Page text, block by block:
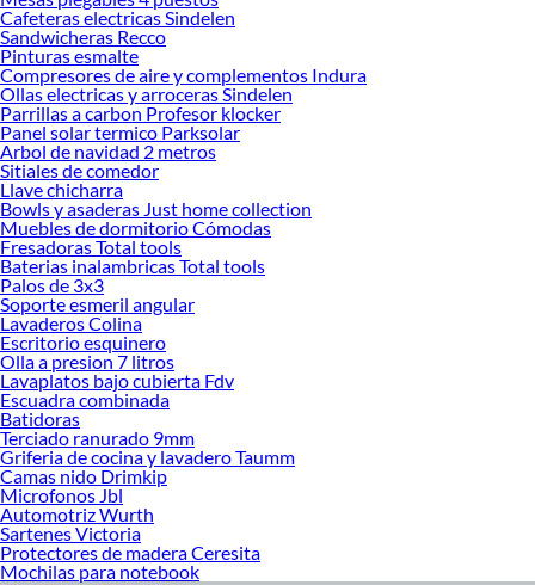
Cafeteras electricas Sindelen
Sandwicheras Recco
Pinturas esmalte
Compresores de aire y complementos Indura
Ollas electricas y arroceras Sindelen
Parrillas a carbon Profesor klocker
Panel solar termico Parksolar
Arbol de navidad 2 metros
Sitiales de comedor
Llave chicharra
Bowls y asaderas Just home collection
Muebles de dormitorio Cómodas
Fresadoras Total tools
Baterias inalambricas Total tools
Palos de 3x3
Soporte esmeril angular
Lavaderos Colina
Escritorio esquinero
Olla a presion 7 litros
Lavaplatos bajo cubierta Fdv
Escuadra combinada
Batidoras
Terciado ranurado 9mm
Griferia de cocina y lavadero Taumm
Camas nido Drimkip
Microfonos Jbl
Automotriz Wurth
Sartenes Victoria
Protectores de madera Ceresita
Mochilas para notebook